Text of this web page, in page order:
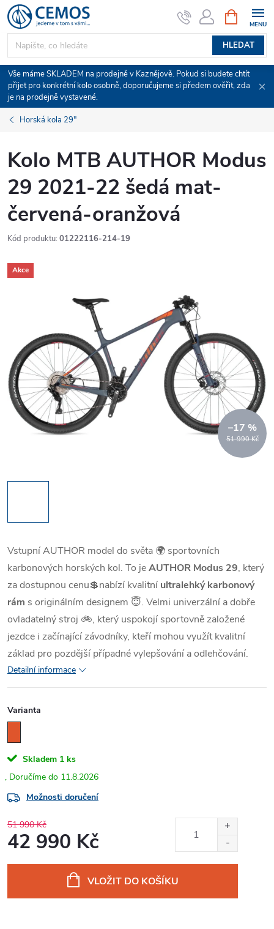
Přejít
na
obsah
HLEDAT
NÁKUPNÍ
KOŠÍK
Vše máme SKLADEM na prodejně v Kaznějově. Pokud si budete chtít
přijet pro konkrétní kolo osobně, doporučujeme si předem ověřit, zda
je na prodejně vystavené.
Horská kola 29"
Kolo MTB AUTHOR Modus
29 2021-22 šedá mat-
červená-oranžová
Kód produktu: 01222116-214-19
Akce
51 990 Kč
–17 %
Vstupní AUTHOR model do světa 🌍 sportovních
karbonových horských kol. To jeAUTHOR Modus 29, který
za dostupnou cenu💲nabízí kvalitní ultralehký karbonový
rám s originálním designem 😇. Velmi univerzální a dobře
ovladatelný stroj 🚲, který uspokojí sportovně založené
jezdce i začínající závodníky, kteří mohou využít kvalitní
základ pro pozdější případné vylepšování a odlehčování.
Detailní informace
Varianta
Skladem 1 ks
11.8.2026
Možnosti doručení
51 990 Kč
42 990 Kč
VLOŽIT DO KOŠÍKU